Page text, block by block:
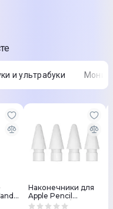
и ультрабуки
Наконечники для
Apple Pencil
(MLUN2ZM/A) 4 шт.